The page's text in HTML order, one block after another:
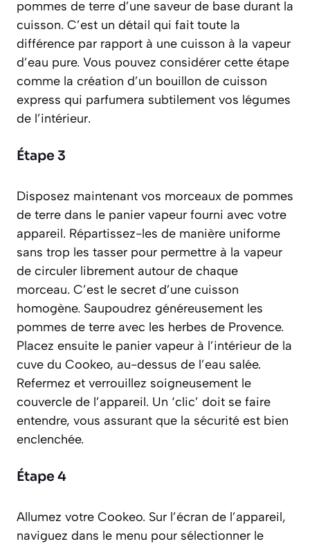
pommes de terre d’une saveur de base durant la
cuisson. C’est un détail qui fait toute la
différence par rapport à une cuisson à la vapeur
d’eau pure. Vous pouvez considérer cette étape
comme la création d’un bouillon de cuisson
express qui parfumera subtilement vos légumes
de l’intérieur.
Étape 3
Disposez maintenant vos morceaux de pommes
de terre dans le panier vapeur fourni avec votre
appareil. Répartissez-les de manière uniforme
sans trop les tasser pour permettre à la vapeur
de circuler librement autour de chaque
morceau. C’est le secret d’une cuisson
homogène. Saupoudrez généreusement les
pommes de terre avec les herbes de Provence.
Placez ensuite le panier vapeur à l’intérieur de la
cuve du Cookeo, au-dessus de l’eau salée.
Refermez et verrouillez soigneusement le
couvercle de l’appareil. Un ‘clic’ doit se faire
entendre, vous assurant que la sécurité est bien
enclenchée.
Étape 4
Allumez votre Cookeo. Sur l’écran de l’appareil,
naviguez dans le menu pour sélectionner le